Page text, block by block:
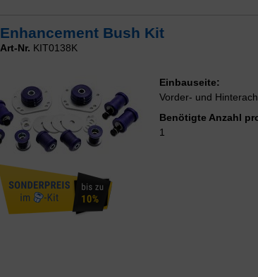
Enhancement Bush Kit
Art-Nr. KIT0138K
Einbauseite:
Vorder- und
Benötigte Anzahl
1